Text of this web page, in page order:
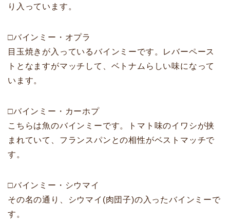
り入っています。
□バインミー・オプラ
目玉焼きが入っているバインミーです。レバーペース
トとなますがマッチして、ベトナムらしい味になって
います。
□バインミー・カーホプ
こちらは魚のバインミーです。トマト味のイワシが挟
まれていて、フランスパンとの相性がベストマッチで
す。
□バインミー・シウマイ
その名の通り、シウマイ(肉団子)の入ったバインミーで
す。